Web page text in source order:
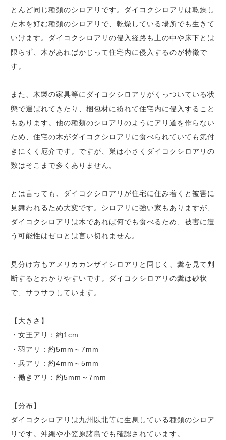
とんど同じ種類のシロアリです。ダイコクシロアリは乾燥し
た木を好む種類のシロアリで、乾燥している場所でも生きて
いけます。ダイコクシロアリの侵入経路も土の中や床下とは
限らず、木があればかじって住宅内に侵入するのが特徴で
す。
また、木製の家具等にダイコクシロアリがくっついている状
態で運ばれてきたり、梱包材に紛れて住宅内に侵入すること
もあります。他の種類のシロアリのようにアリ道を作らない
ため、住宅の木がダイコクシロアリに食べられていても気付
きにくく厄介です。ですが、巣は小さくダイコクシロアリの
数はそこまで多くありません。
とは言っても、ダイコクシロアリが住宅に住み着くと被害に
見舞われるため大変です。シロアリに強い家もありますが、
ダイコクシロアリは木であれば何でも食べるため、被害に遭
う可能性はゼロとは言い切れません。
見分け方もアメリカカンザイシロアリと同じく、糞を見て判
断するとわかりやすいです。ダイコクシロアリの糞は砂状
で、サラサラしています。
【大きさ】
・女王アリ：約1cm
・羽アリ：約5mm～7mm
・兵アリ：約4mm～5mm
・働きアリ：約5mm～7mm
【分布】
ダイコクシロアリは九州以北等に生息している種類のシロア
リです。沖縄や小笠原諸島でも確認されています。